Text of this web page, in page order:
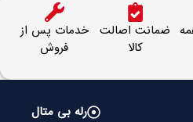
ضمانت اصالت
کالا
خدمات پس از
فروش
رله بی متال